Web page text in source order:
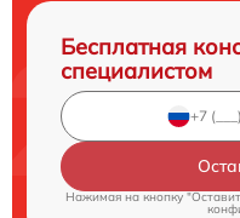
Бесплатная
специалистом
Нажимая на кнопку